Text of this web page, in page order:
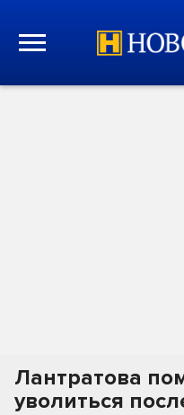
Лантратова
уволиться